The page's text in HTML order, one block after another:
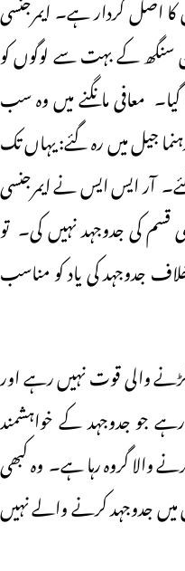
کے بہت سے لوگوں کو
معافی مانگنے میں وہ سب
جیل میں رہ گئے: یہاں تک
آر ایس ایس نے ایمرجنسی
کی جدوجہد نہیں کی۔ تو
جدوجہد کی یاد کو مناسب
والی قوت نہیں رہے اور
جو جدوجہد کے خواہشمند
والا گروہ رہا ہے۔ وہ کبھی
جدوجہد کرنے والے نہیں